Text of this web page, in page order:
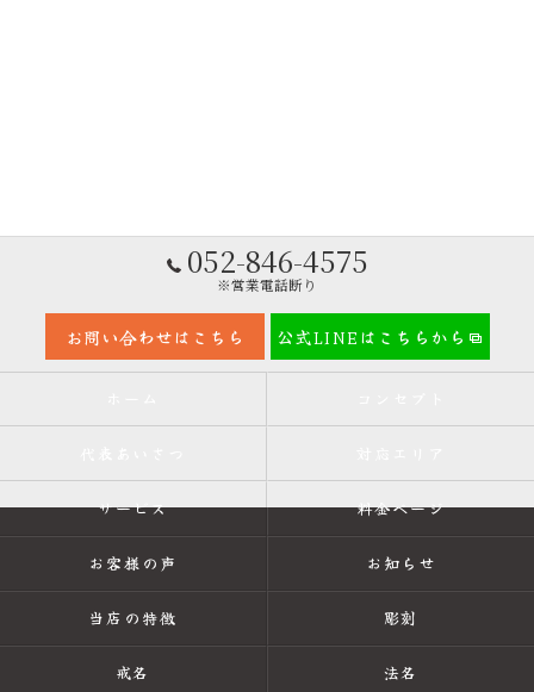
052-846-4575
※営業電話断り
お問い合わせはこちら 公式LINEはこちらから
サービス 料金ページ
お客様の声 お知らせ
当店の特徴 彫刻
戒名 法名